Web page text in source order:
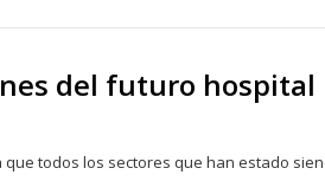
del futuro hospital
todos los sectores que han estado